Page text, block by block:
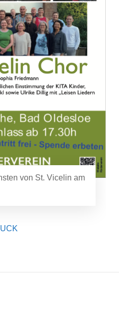
von St. Vicelin am